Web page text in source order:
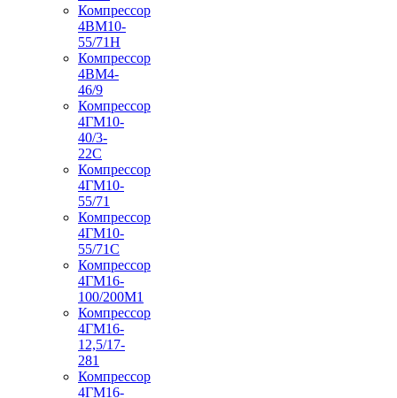
Компрессор
4ВМ10-
55/71Н
Компрессор
4ВМ4-
46/9
Компрессор
4ГМ10-
40/3-
22С
Компрессор
4ГМ10-
55/71
Компрессор
4ГМ10-
55/71С
Компрессор
4ГМ16-
100/200М1
Компрессор
4ГМ16-
12,5/17-
281
Компрессор
4ГМ16-